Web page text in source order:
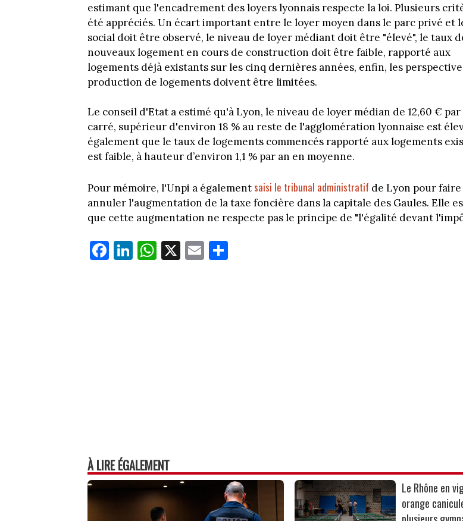
estimant que l'encadrement des loyers lyonnais respecte la loi. Plusieurs
été appréciés. Un écart important entre le loyer moyen dans le parc privé et
social doit être observé, le niveau de loyer médiant doit être "élevé", le taux
nouveaux logement en cours de construction doit être faible, rapporté aux
logements déjà existants sur les cinq dernières années, enfin, les
production de logements doivent être limitées.
Le conseil d'Etat a estimé qu'à Lyon, le niveau de loyer médian de 12,60 €
carré, supérieur d'environ 18 % au reste de l'agglomération lyonnaise est
également que le taux de logements commencés rapporté aux logements
est faible, à hauteur d’environ 1,1 % par an en moyenne.
Pour mémoire, l'Unpi a égalementsaisi le tribunal administratif de Lyon pour faire
annuler l'augmentation de la taxe foncière dans la capitale des Gaules. Elle
que cette augmentation ne respecte pas le principe de "l'égalité devant
Fa
ce
Li
nk
W
ha
X E
m
À LIRE ÉGALEMENT
Le Rhône en
orange